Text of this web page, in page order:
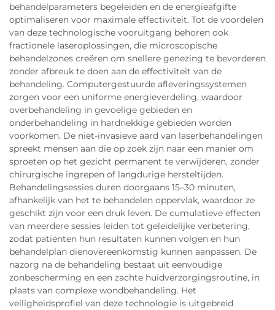
behandelparameters begeleiden en de energieafgifte
optimaliseren voor maximale effectiviteit. Tot de voordelen
van deze technologische vooruitgang behoren ook
fractionele laseroplossingen, die microscopische
behandelzones creëren om snellere genezing te bevorderen
zonder afbreuk te doen aan de effectiviteit van de
behandeling. Computergestuurde afleveringssystemen
zorgen voor een uniforme energieverdeling, waardoor
overbehandeling in gevoelige gebieden en
onderbehandeling in hardnekkige gebieden worden
voorkomen. De niet-invasieve aard van laserbehandelingen
spreekt mensen aan die op zoek zijn naar een manier om
sproeten op het gezicht permanent te verwijderen, zonder
chirurgische ingrepen of langdurige hersteltijden.
Behandelingsessies duren doorgaans 15–30 minuten,
afhankelijk van het te behandelen oppervlak, waardoor ze
geschikt zijn voor een druk leven. De cumulatieve effecten
van meerdere sessies leiden tot geleidelijke verbetering,
zodat patiënten hun resultaten kunnen volgen en hun
behandelplan dienovereenkomstig kunnen aanpassen. De
nazorg na de behandeling bestaat uit eenvoudige
zonbescherming en een zachte huidverzorgingsroutine, in
plaats van complexe wondbehandeling. Het
veiligheidsprofiel van deze technologie is uitgebreid